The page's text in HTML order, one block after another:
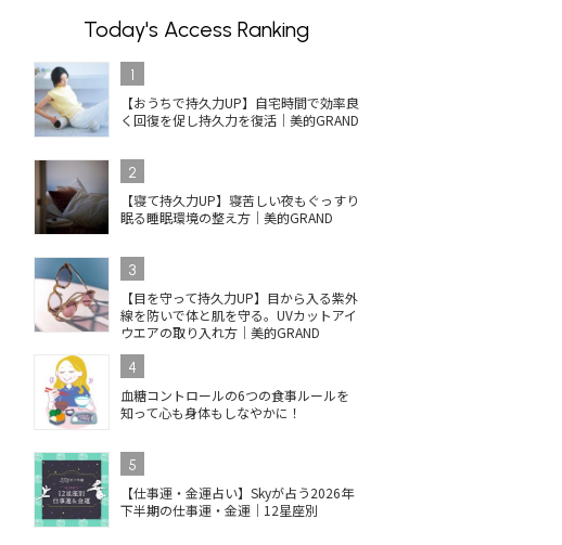
Today's Access Ranking
1
【おうちで持久力UP】自宅時間で効率良
く回復を促し持久力を復活｜美的GRAND
2
【寝て持久力UP】寝苦しい夜もぐっすり
眠る睡眠環境の整え方｜美的GRAND
3
【目を守って持久力UP】目から入る紫外
線を防いで体と肌を守る。UVカットアイ
ウエアの取り入れ方｜美的GRAND
4
血糖コントロールの6つの食事ルールを
知って心も身体もしなやかに！
5
【仕事運・金運占い】Skyが占う2026年
下半期の仕事運・金運｜12星座別